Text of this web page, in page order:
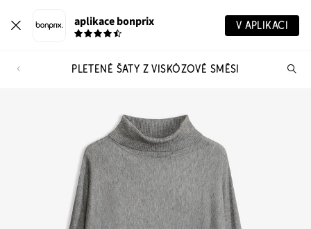
aplikace bonprix V APLIKACI
PLETENÉ ŠATY Z VISKÓZOVÉ SMĚSI